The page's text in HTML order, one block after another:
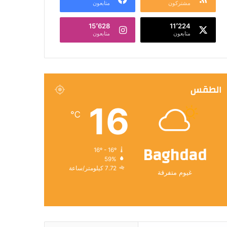
مشتركون متابعون
11٬224
متابعون
15٬628
متابعون
الطقس
Baghdad
غيوم متفرقة
16
℃
16º - 16º
59%
7.72 كيلومتر/ساعة